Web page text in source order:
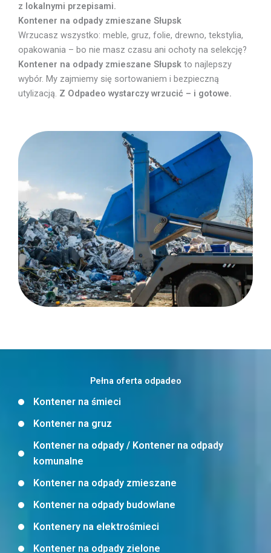
z lokalnymi przepisami.
Kontener na odpady zmieszane Słupsk
Wrzucasz wszystko: meble, gruz, folie, drewno, tekstylia,
opakowania – bo nie masz czasu ani ochoty na selekcję?
Kontener na odpady zmieszane Słupsk to najlepszy
wybór. My zajmiemy się sortowaniem i bezpieczną
utylizacją. Z Odpadeo wystarczy wrzucić – i gotowe.
Pełna oferta odpadeo
Kontener na śmieci
Kontener na gruz
Kontener na odpady / Kontener na odpady
komunalne
Kontener na odpady zmieszane
Kontener na odpady budowlane
Kontenery na elektrośmieci
Kontener na odpady zielone